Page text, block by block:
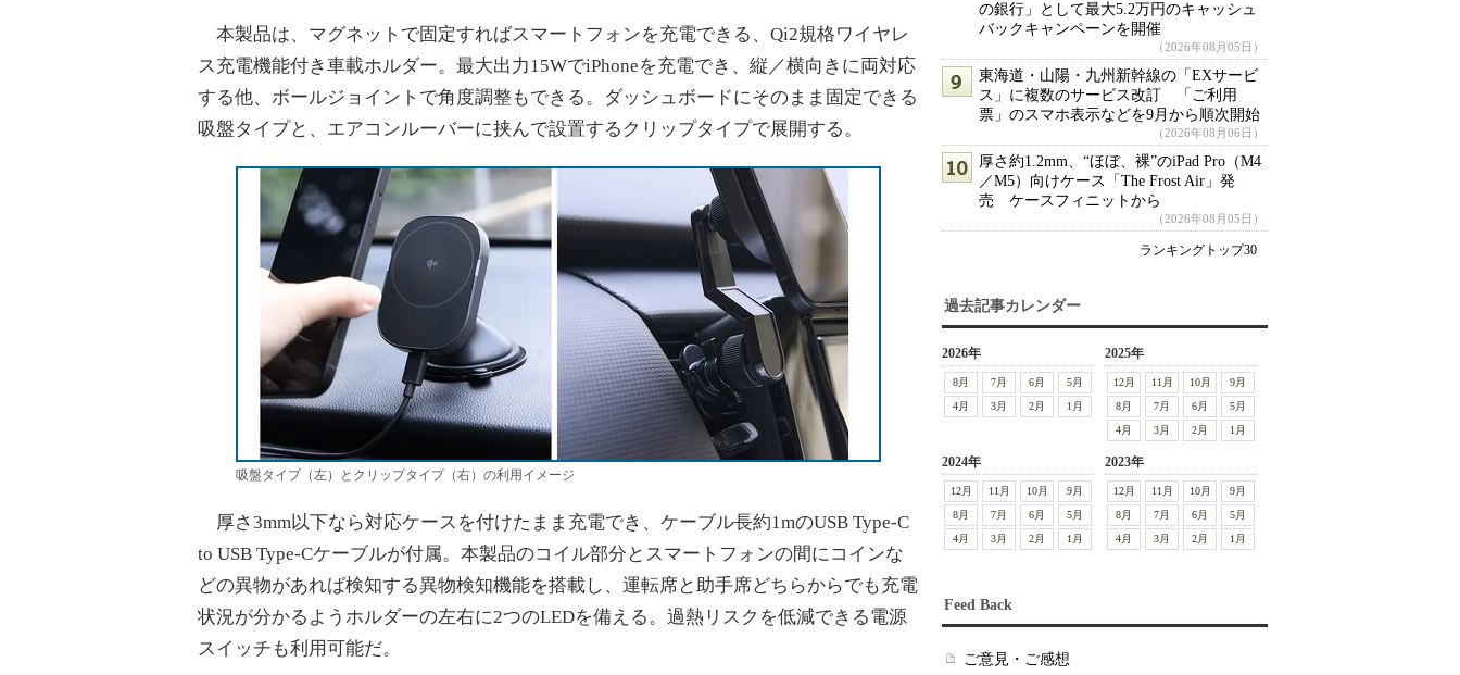
本製品は、マグネットで固定すればスマートフォンを充電できる、Qi2規格ワイヤレ
ス充電機能付き車載ホルダー。最大出力15WでiPhoneを充電でき、縦／横向きに両対応
する他、ボールジョイントで角度調整もできる。ダッシュボードにそのまま固定できる
吸盤タイプと、エアコンルーバーに挟んで設置するクリップタイプで展開する。
吸盤タイプ（左）とクリップタイプ（右）の利用イメージ
厚さ3mm以下なら対応ケースを付けたまま充電でき、ケーブル長約1mのUSB Type-C
to USB Type-Cケーブルが付属。本製品のコイル部分とスマートフォンの間にコインな
どの異物があれば検知する異物検知機能を搭載し、運転席と助手席どちらからでも充電
状況が分かるようホルダーの左右に2つのLEDを備える。過熱リスクを低減できる電源
スイッチも利用可能だ。
の銀行」として最大5.2万円のキャッシュ
バックキャンペーンを開催
（2026年08月05日）
東海道・山陽・九州新幹線の「EXサービ
ス」に複数のサービス改訂 「ご利用
票」のスマホ表示などを9月から順次開始
（2026年08月06日）
厚さ約1.2mm、“ほぼ、裸”のiPad Pro（M4
／M5）向けケース「The Frost Air」発
売 ケースフィニットから
（2026年08月05日）
ランキングトップ30
過去記事カレンダー
2026年
8月 7月 6月
5月
4月
3月 2月 1月
2025年
12月 11月 10月
9月
8月
7月 6月
5月
4月
3月 2月 1月
2024年
12月 11月 10月
9月
8月
7月 6月
5月
4月
3月 2月 1月
2023年
12月 11月 10月
9月
8月
7月 6月
5月
4月
3月 2月 1月
Feed Back
ご意見・ご感想